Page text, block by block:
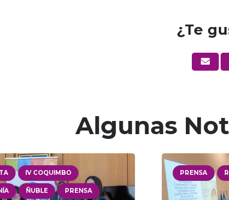
¿Te
Algunas
IV COQUIMBO
ÑUBLE PRENSA
PRENSA